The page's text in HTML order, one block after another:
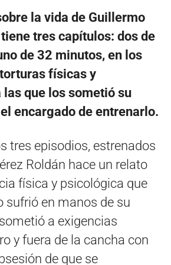
la vida de Guillermo
tres capítulos: dos de
de 32 minutos, en los
físicas y
que los sometió su
encargado de entrenarlo.
tres episodios, estrenados
Roldán hace un relato
física y psicológica que
sufrió en manos de su
a exigencias
y fuera de la cancha con
de que se